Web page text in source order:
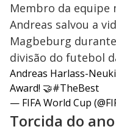
Membro da equipe
Andreas salvou a
Magbeburg
divisão do futebol
Andreas Harlass-
Award! 🤝#TheBest
— FIFA World Cup
Torcida do ano